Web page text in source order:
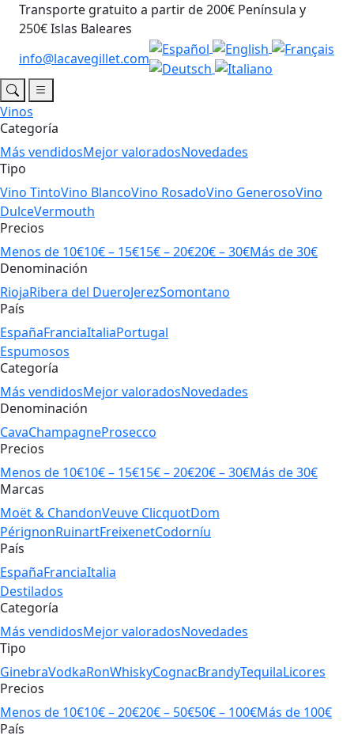
Transporte gratuito a partir de 200€ Península y
250€ Islas Baleares
info@lacavegillet.com
Vinos
Categoría
Más vendidosMejor valoradosNovedades
Tipo
Vino TintoVino BlancoVino RosadoVino GenerosoVino
DulceVermouth
Precios
Menos de 10€10€ – 15€15€ – 20€20€ – 30€Más de 30€
Denominación
RiojaRibera del DueroJerezSomontano
País
EspañaFranciaItaliaPortugal
Espumosos
Categoría
Más vendidosMejor valoradosNovedades
Denominación
CavaChampagneProsecco
Precios
Menos de 10€10€ – 15€15€ – 20€20€ – 30€Más de 30€
Marcas
Moët & ChandonVeuve ClicquotDom
PérignonRuinartFreixenetCodorníu
País
EspañaFranciaItalia
Destilados
Categoría
Más vendidosMejor valoradosNovedades
Tipo
GinebraVodkaRonWhiskyCognacBrandyTequilaLicores
Precios
Menos de 10€10€ – 20€20€ – 50€50€ – 100€Más de 100€
País